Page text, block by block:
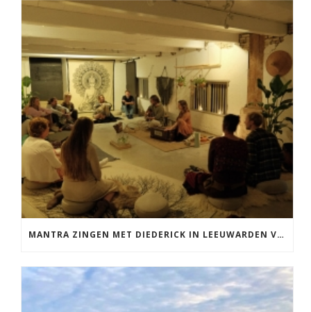
MANTRA ZINGEN MET DIEDERICK IN LEEUWARDEN VRIJDAG 12 JUNI KIRTAN